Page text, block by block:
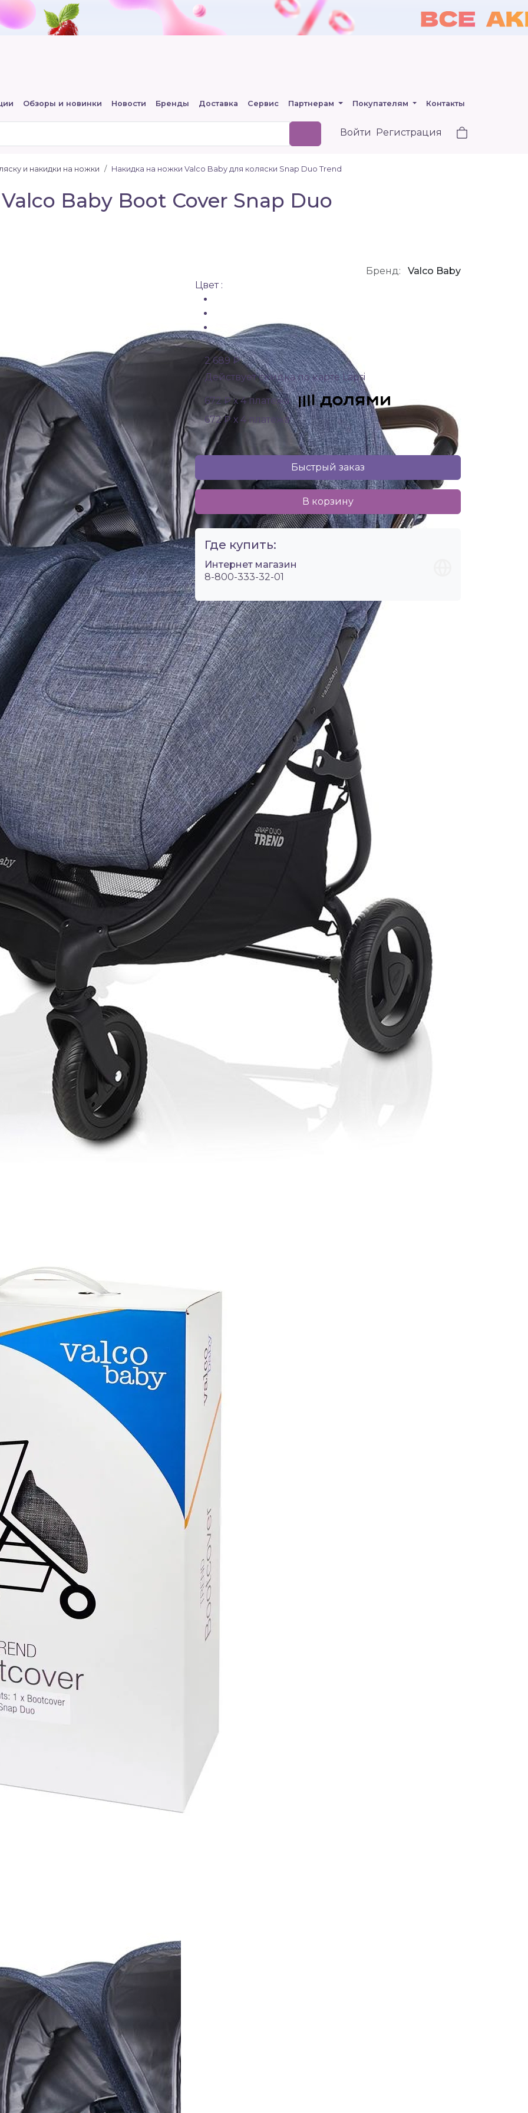
Обзоры и новинки Новости Бренды Доставка Сервис Партнерам Покупателям Контакты
Войти Регистрация
и накидки на ножки Накидка на ножки Valco Baby для коляски Snap Duo Trend
Baby Boot Cover Snap Duo
Бренд:
Valco Baby
Цвет :
2 689 ₽
Действует скидка по карте Lapsi
672 ₽ х 4 платежа
672 ₽ х 4 платежа
Быстрый заказ
В корзину
Где купить:
Интернет магазин
8-800-333-32-01